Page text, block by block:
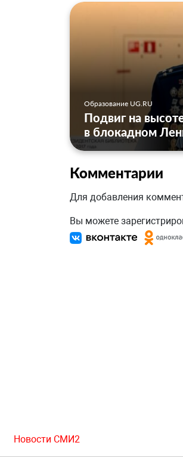
Образование UG.RU
Подвиг на
в блокадном
Комментарии
Для добавления
Вы можете
Новости СМИ2